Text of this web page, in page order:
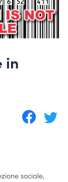
in
sociale,